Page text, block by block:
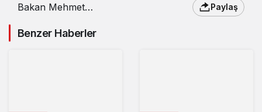
Bakan Mehmet
açıklaması
Paylaş
Benzer Haberler